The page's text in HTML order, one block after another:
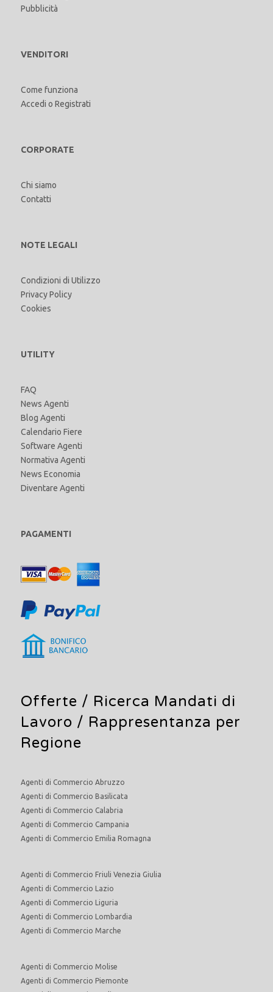
Pubblicità
VENDITORI
Come funziona
Accedi o Registrati
CORPORATE
Chi siamo
Contatti
NOTE LEGALI
Condizioni di Utilizzo
Privacy Policy
Cookies
UTILITY
FAQ
News Agenti
Blog Agenti
Calendario Fiere
Software Agenti
Normativa Agenti
News Economia
Diventare Agenti
PAGAMENTI
Offerte / Ricerca Mandati di
Lavoro / Rappresentanza per
Regione
Agenti di Commercio Abruzzo
Agenti di Commercio Basilicata
Agenti di Commercio Calabria
Agenti di Commercio Campania
Agenti di Commercio Emilia Romagna
Agenti di Commercio Friuli Venezia Giulia
Agenti di Commercio Lazio
Agenti di Commercio Liguria
Agenti di Commercio Lombardia
Agenti di Commercio Marche
Agenti di Commercio Molise
Agenti di Commercio Piemonte